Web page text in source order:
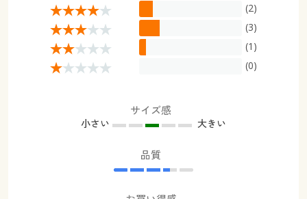
(2)
(3)
(1)
(0)
サイズ感
小さい 大きい
品質